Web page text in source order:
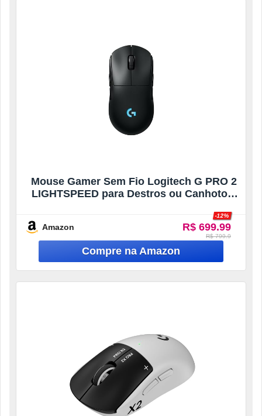
Mouse Gamer Sem Fio Logitech G PRO 2
LIGHTSPEED para Destros ou Canhotos,
Sensor Hero 2 44K DPI, Carregamento
USB-C, PC/Mac – Preto
Amazon R$ 699.99
-12%
R$ 799.9